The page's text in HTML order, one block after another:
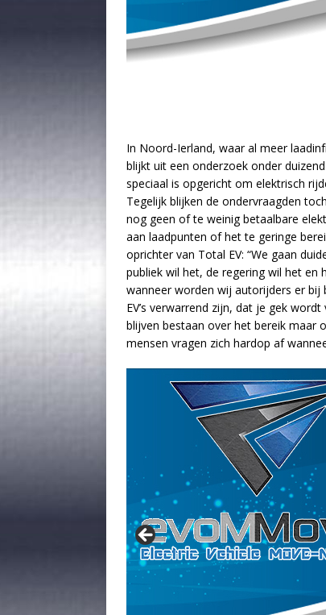
In Noord-Ierland, waar al meer
blijkt uit een onderzoek onder
speciaal is opgericht om elektrisch
Tegelijk blijken de ondervraagden
nog geen of te weinig betaalbare
aan laadpunten of het te geringe
oprichter van Total EV: “We gaan
publiek wil het, de regering wil het
wanneer worden wij autorijders er bij
EV’s verwarrend zijn, dat je gek
blijven bestaan over het bereik maar
mensen vragen zich hardop af